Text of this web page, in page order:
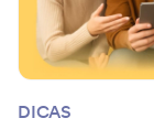
DICAS